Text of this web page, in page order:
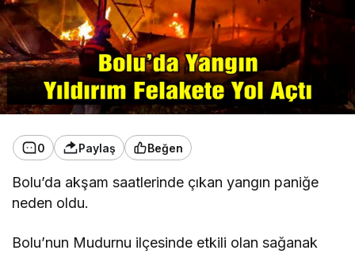
0 Paylaş Beğen
Bolu’da akşam saatlerinde çıkan yangın paniğe
neden oldu.
Bolu’nun Mudurnu ilçesinde etkili olan sağanak